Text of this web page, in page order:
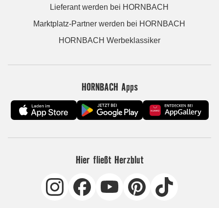
Lieferant werden bei HORNBACH
Marktplatz-Partner werden bei HORNBACH
HORNBACH Werbeklassiker
HORNBACH Apps
Hier fließt Herzblut